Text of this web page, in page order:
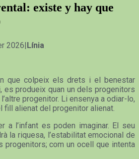
existe y hay que
2026|Línia
que colpeix els drets i el benestar
es produeix quan un dels progenitors
progenitor. Li ensenya a odiar-lo,
fill alienat del progenitor alienat.
a l’infant es poden imaginar. El seu
la riquesa, l’estabilitat emocional de
progenitors; com un ocell que intenta